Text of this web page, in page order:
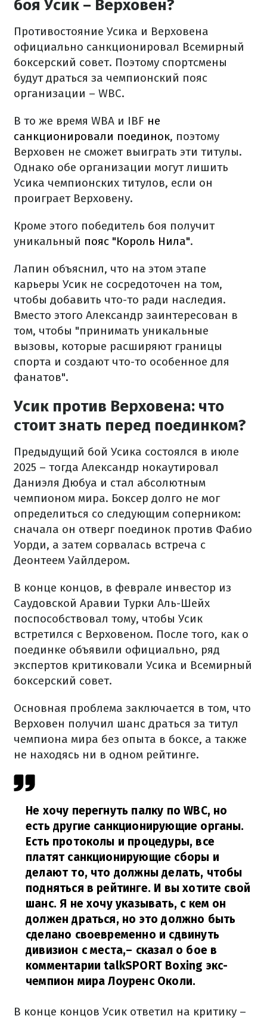
боя Усик – Верховен?
Противостояние Усика и Верховена
официально санкционировал Всемирный
боксерский совет. Поэтому спортсмены
будут драться за чемпионский пояс
организации – WBC.
В то же время WBA и IBF не
санкционировали поединок, поэтому
Верховен не сможет выиграть эти титулы.
Однако обе организации могут лишить
Усика чемпионских титулов, если он
проиграет Верховену.
Кроме этого победитель боя получит
уникальный пояс "Король Нила".
Лапин объяснил, что на этом этапе
карьеры Усик не сосредоточен на том,
чтобы добавить что-то ради наследия.
Вместо этого Александр заинтересован в
том, чтобы "принимать уникальные
вызовы, которые расширяют границы
спорта и создают что-то особенное для
фанатов".
Усик против Верховена: что
стоит знать перед поединком?
Предыдущий бой Усика состоялся в июле
2025 – тогда Александр нокаутировал
Даниэля Дюбуа и стал абсолютным
чемпионом мира. Боксер долго не мог
определиться со следующим соперником:
сначала он отверг поединок против Фабио
Уорди, а затем сорвалась встреча с
Деонтеем Уайлдером.
В конце концов, в феврале инвестор из
Саудовской Аравии Турки Аль-Шейх
поспособствовал тому, чтобы Усик
встретился с Верховеном. После того, как о
поединке объявили официально, ряд
экспертов критиковали Усика и Всемирный
боксерский совет.
Основная проблема заключается в том, что
Верховен получил шанс драться за титул
чемпиона мира без опыта в боксе, а также
не находясь ни в одном рейтинге.
Не хочу перегнуть палку по WBC, но
есть другие санкционирующие органы.
Есть протоколы и процедуры, все
платят санкционирующие сборы и
делают то, что должны делать, чтобы
подняться в рейтинге. И вы хотите свой
шанс. Я не хочу указывать, с кем он
должен драться, но это должно быть
сделано своевременно и сдвинуть
дивизион с места,– сказал о бое в
комментарииtalkSPORT Boxing экс-
чемпион мира Лоуренс Околи.
В конце концов Усик ответил на критику –